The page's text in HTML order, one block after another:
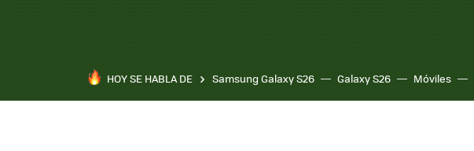
HOY SE HABLA DE Samsung Galaxy S26 Galaxy S26 Móviles